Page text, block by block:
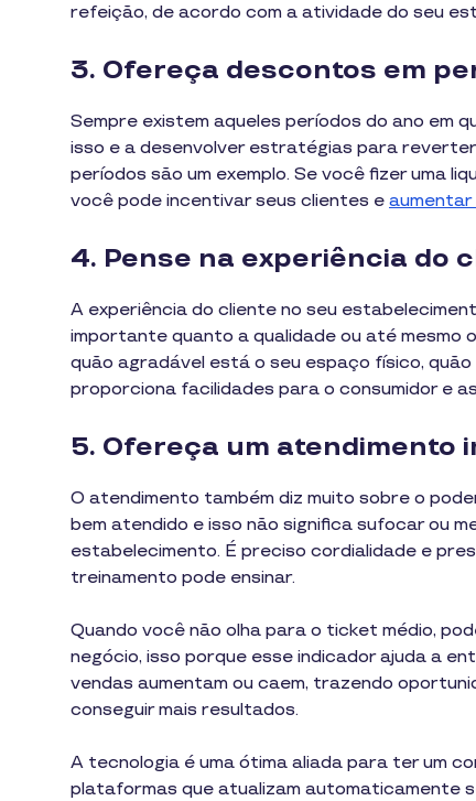
refeição, de acordo com a atividade do seu
3. Ofereça descontos em
Sempre existem aqueles períodos do ano em
isso e a desenvolver estratégias para
períodos são um exemplo. Se você fizer uma
você pode incentivar seus clientes e aumentar
4. Pense na experiência do
A experiência do cliente no seu
importante quanto a qualidade ou até mesmo
quão agradável está o seu espaço físico,
proporciona facilidades para o consumidor e
5. Ofereça um atendimento
O atendimento também diz muito sobre o
bem atendido e isso não significa sufocar ou
estabelecimento. É preciso cordialidade e
treinamento pode ensinar.
Quando você não olha para o ticket médio,
negócio, isso porque esse indicador ajuda a
vendas aumentam ou caem, trazendo
conseguir mais resultados.
A tecnologia é uma ótima aliada para ter um
plataformas que atualizam automaticamente